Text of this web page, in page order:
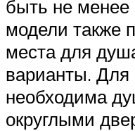
быть не менее
модели также
места для
варианты.
необходима
округлыми